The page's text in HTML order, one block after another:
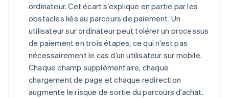
ordinateur. Cet écart s’explique en partie par les
obstacles liés au parcours de paiement. Un
utilisateur sur ordinateur peut tolérer un processus
de paiement en trois étapes, ce qui n’est pas
nécessairement le cas d’un utilisateur sur mobile.
Chaque champ supplémentaire, chaque
chargement de page et chaque redirection
augmente le risque de sortie du parcours d’achat.